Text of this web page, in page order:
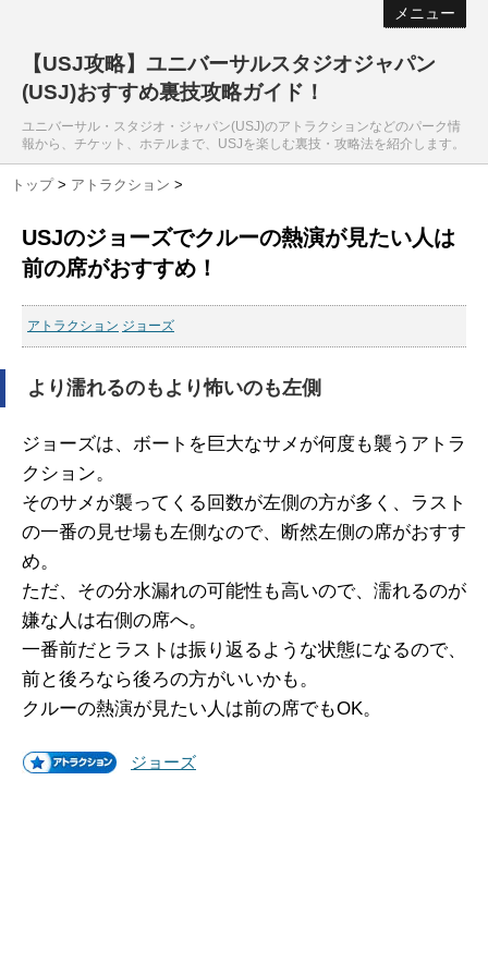
メニュー
【USJ攻略】ユニバーサルスタジオジャパン
(USJ)おすすめ裏技攻略ガイド！
ユニバーサル・スタジオ・ジャパン(USJ)のアトラクションなどのパーク情
報から、チケット、ホテルまで、USJを楽しむ裏技・攻略法を紹介します。
トップ > アトラクション >
USJのジョーズでクルーの熱演が見たい人は
前の席がおすすめ！
アトラクション ジョーズ
より濡れるのもより怖いのも左側
ジョーズは、ボートを巨大なサメが何度も襲うアトラ
クション。
そのサメが襲ってくる回数が左側の方が多く、ラスト
の一番の見せ場も左側なので、断然左側の席がおすす
め。
ただ、その分水漏れの可能性も高いので、濡れるのが
嫌な人は右側の席へ。
一番前だとラストは振り返るような状態になるので、
前と後ろなら後ろの方がいいかも。
クルーの熱演が見たい人は前の席でもOK。
ジョーズ